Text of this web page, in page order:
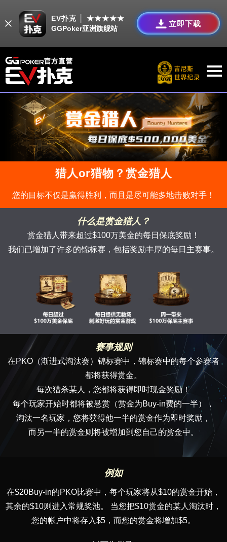
EV扑克 │ ★★★★★
GGPoker亚洲旗舰站
立即下载
猎人or猎物？赏金猎人
您的目标不仅是赢得胜利，而且是尽可能多地击败对手！
什么是赏金猎人？
赏金猎人带来超过$100万美金的每日保底奖励！
我们已增加了许多的锦标赛，包括奖励丰厚的每日主赛事。
赛事规则
在PKO（渐进式淘汰赛）锦标赛中，锦标赛中的每个参赛者
都将获得赏金。
每次猎杀某人，您都将获得即时现金奖励！
每个玩家开始时都将被悬赏（赏金为Buy-in费的一半），
淘汰一名玩家，您将获得他一半的赏金作为即时奖励，
而另一半的赏金则将被增加到您自己的赏金中。
例如
在$20Buy-in的PKO比赛中，每个玩家将从$10的赏金开始，
其余的$10则进入常规奖池。 当您把$10赏金的某人淘汰时，
您的帐户中将存入$5，而您的赏金将增加$5。